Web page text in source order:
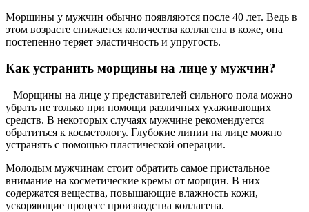
Морщины у мужчин обычно появляются после 40 лет. Ведь в
этом возрасте снижается количества коллагена в коже, она
постепенно теряет эластичность и упругость.
Как устранить морщины на лице у мужчин?
Морщины на лице у представителей сильного пола можно
убрать не только при помощи различных ухаживающих
средств. В некоторых случаях мужчине рекомендуется
обратиться к косметологу. Глубокие линии на лице можно
устранять с помощью пластической операции.
Молодым мужчинам стоит обратить самое пристальное
внимание на косметические кремы от морщин. В них
содержатся вещества, повышающие влажность кожи,
ускоряющие процесс производства коллагена.